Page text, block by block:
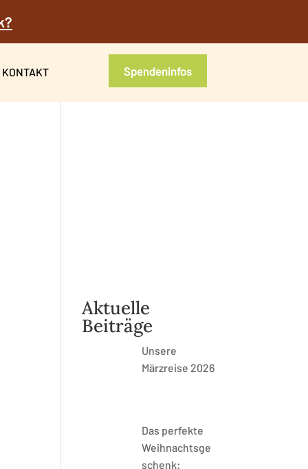
KONTAKT Spendeninfos
Aktuelle
Beiträge
Unsere
Märzreise 2026
Das perfekte
Weihnachtsge
schenk: